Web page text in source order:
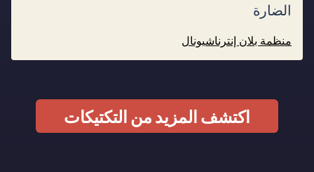
الضارة
منظمة بلان إنترناشيونال
اكتشف المزيد من التكتيكات